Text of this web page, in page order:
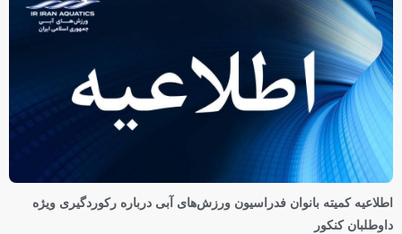
اطلاعیه کمیته بانوان فدراسیون ورزش‌های آبی درباره رکوردگیری ویژه
داوطلبان کنکور